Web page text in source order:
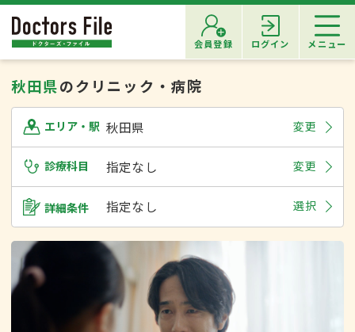
会員登録 ログイン メニュー
秋田県のクリニック・病院
エリア・駅 秋田県 変更
診療科目 指定なし 変更
詳細条件 指定なし 選択